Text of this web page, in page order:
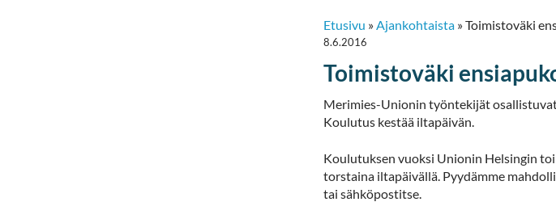
Etusivu »Ajankohtaista »Toimistoväki
8.6.2016
Toimistoväki
Merimies-Unionin työntekijät
Koulutus kestää iltapäivän.
Koulutuksen vuoksi Unionin Helsingin
torstaina iltapäivällä. Pyydämme
tai sähköpostitse.